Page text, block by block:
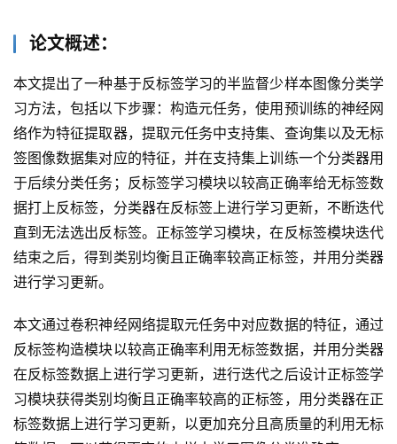
论文概述：
本文提出了一种基于反标签学习的半监督少样本图像分类学
习方法，包括以下步骤：构造元任务，使用预训练的神经网
络作为特征提取器，提取元任务中支持集、查询集以及无标
签图像数据集对应的特征，并在支持集上训练一个分类器用
于后续分类任务；反标签学习模块以较高正确率给无标签数
据打上反标签，分类器在反标签上进行学习更新，不断迭代
直到无法选出反标签。正标签学习模块，在反标签模块迭代
结束之后，得到类别均衡且正确率较高正标签，并用分类器
进行学习更新。
本文通过卷积神经网络提取元任务中对应数据的特征，通过
反标签构造模块以较高正确率利用无标签数据，并用分类器
在反标签数据上进行学习更新，进行迭代之后设计正标签学
习模块获得类别均衡且正确率较高的正标签，用分类器在正
标签数据上进行学习更新，以更加充分且高质量的利用无标